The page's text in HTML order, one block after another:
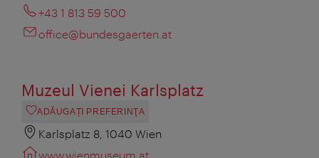
+43 1 813 59 500
office@bundesgaerten.at
Muzeul Vienei Karlsplatz
ADĂUGAȚI PREFERINŢA
Karlsplatz 8, 1040 Wien
www.wienmuseum.at